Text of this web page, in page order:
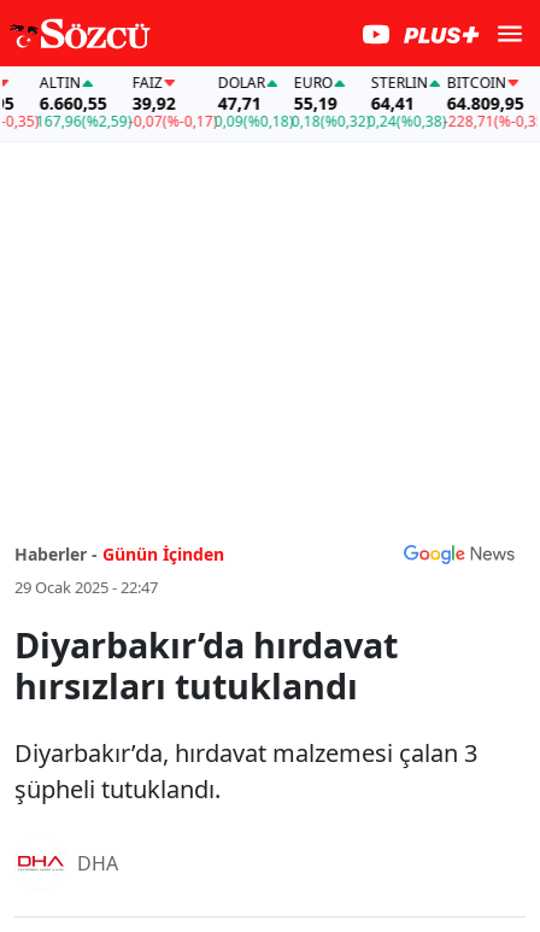
ALTIN
6.660,55
167,96(%2,59)
FAİZ
39,92
-0,07(%-0,17)
DOLAR
47,71
0,09(%0,18)
EURO
55,19
0,18(%0,32)
STERLIN
64,41
0,24(%0,38)
BITCOIN
64.809,95
-228,71(%-0,35)
Haberler - Günün İçinden
29 Ocak 2025 - 22:47
Diyarbakır’da hırdavat
hırsızları tutuklandı
Diyarbakır’da, hırdavat malzemesi çalan 3
şüpheli tutuklandı.
DHA